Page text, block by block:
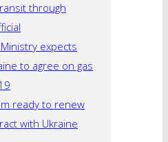
through
expects
to agree on gas
ready to renew
with Ukraine